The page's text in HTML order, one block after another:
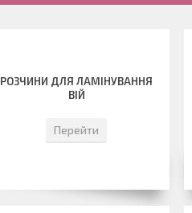
РОЗЧИНИ ДЛЯ ЛАМІНУВАННЯ
ВІЙ
Перейти